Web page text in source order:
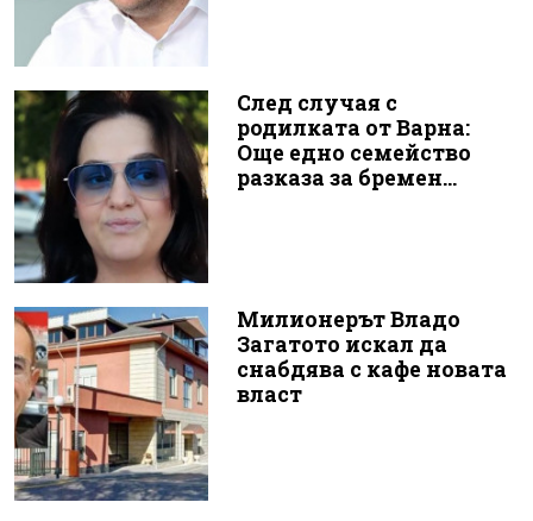
След случая с
родилката от Варна:
Още едно семейство
разказа за бремен...
Милионерът Владо
Загатото искал да
снабдява с кафе новата
власт